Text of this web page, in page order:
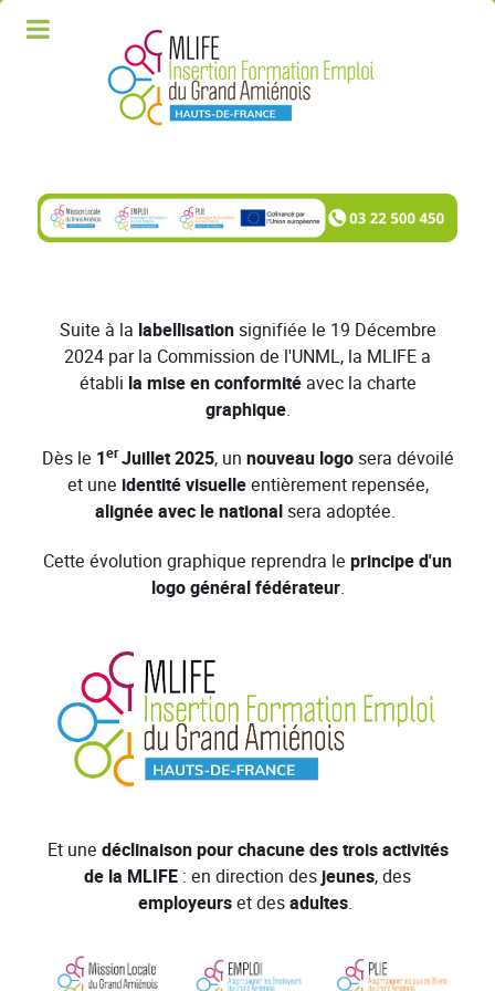
Suite à la labellisationsignifiée le 19 Décembre
2024 par la Commission de l'UNML, la MLIFE a
établi la mise en conformitéavec la charte
graphique.
Dès le 1erJuillet 2025, un nouveau logosera dévoilé
et une identité visuelleentièrement repensée,
alignée avec le nationalsera adoptée.
Cette évolution graphique reprendra le principe d'un
logo général fédérateur.
Et une déclinaison pour chacune des trois activités
de la MLIFE : en direction desjeunes, des
employeurset desadultes.